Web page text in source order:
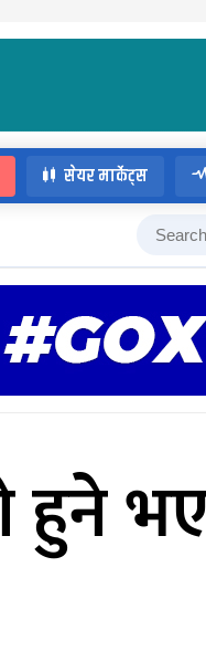
सेयर मार्केट्स
हुने